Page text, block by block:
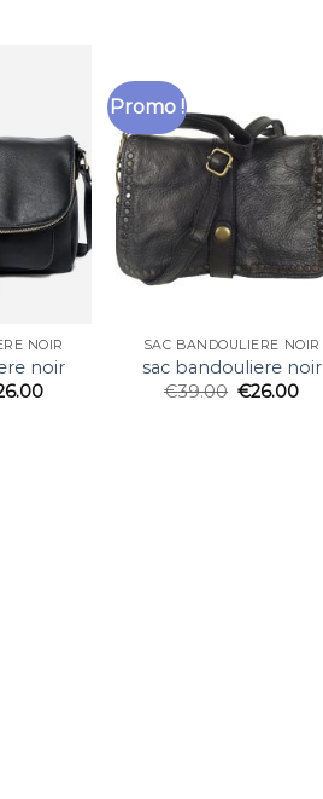
NOIR
noir
Promo !
SAC BANDOULIERE NOIR
sac bandouliere noir
€39.00 €26.00